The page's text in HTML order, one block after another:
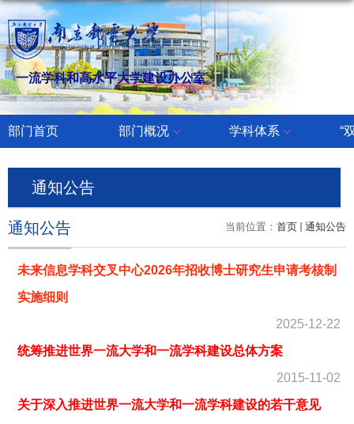
一流学科和高水平大学建设办公室
部门首页 部门概况 学科体系 “
通知公告
当前位置： 首页 通知公告
通知公告
未来信息学科交叉中心2026年招收博士研究生申请考核制
实施细则
2025-12-22
统筹推进世界一流大学和一流学科建设总体方案
2015-11-02
关于深入推进世界一流大学和一流学科建设的若干意见